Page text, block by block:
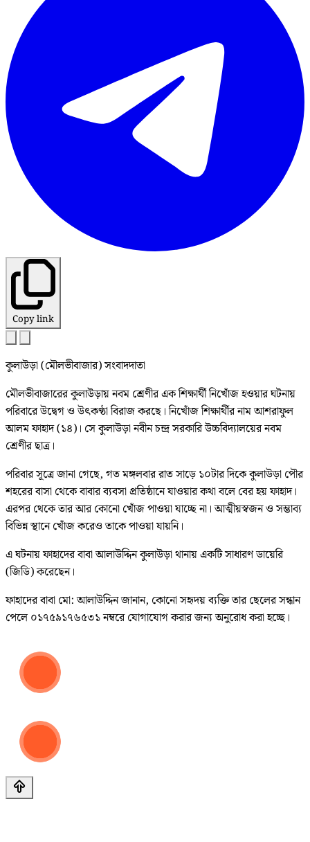
Copy link
কুলাউড়া (মৌলভীবাজার) সংবাদদাতা
মৌলভীবাজারের কুলাউড়ায় নবম শ্রেণীর এক শিক্ষার্থী নিখোঁজ হওয়ার ঘটনায়
পরিবারে উদ্বেগ ও উৎকণ্ঠা বিরাজ করছে। নিখোঁজ শিক্ষার্থীর নাম আশরাফুল
আলম ফাহাদ (১৪)। সে কুলাউড়া নবীন চন্দ্র সরকারি উচ্চবিদ্যালয়ের নবম
শ্রেণীর ছাত্র।
পরিবার সূত্রে জানা গেছে, গত মঙ্গলবার রাত সাড়ে ১০টার দিকে কুলাউড়া পৌর
শহরের বাসা থেকে বাবার ব্যবসা প্রতিষ্ঠানে যাওয়ার কথা বলে বের হয় ফাহাদ।
এরপর থেকে তার আর কোনো খোঁজ পাওয়া যাচ্ছে না। আত্মীয়স্বজন ও সম্ভাব্য
বিভিন্ন স্থানে খোঁজ করেও তাকে পাওয়া যায়নি।
এ ঘটনায় ফাহাদের বাবা আলাউদ্দিন কুলাউড়া থানায় একটি সাধারণ ডায়েরি
(জিডি) করেছেন।
ফাহাদের বাবা মো: আলাউদ্দিন জানান, কোনো সহৃদয় ব্যক্তি তার ছেলের সন্ধান
পেলে ০১৭৫৯১৭৬৫৩১ নম্বরে যোগাযোগ করার জন্য অনুরোধ করা হচ্ছে।